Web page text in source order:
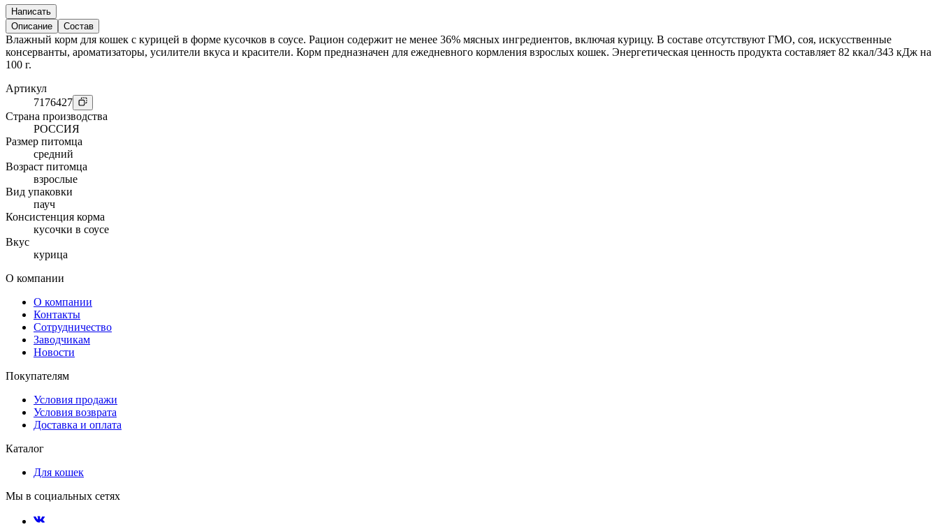
Написать
Описание
Состав
Влажный корм для кошек с курицей в форме кусочков в соусе. Рацион содержит не менее 36% мясных ингредиентов, включая курицу. В составе отсутствуют ГМО, соя, искусственные
консерванты, ароматизаторы, усилители вкуса и красители. Корм предназначен для ежедневного кормления взрослых кошек. Энергетическая ценность продукта составляет 82 ккал/343 кДж на
100 г.
Артикул
7176427
Страна производства
РОССИЯ
Размер питомца
средний
Возраст питомца
взрослые
Вид упаковки
пауч
Консистенция корма
кусочки в соусе
Вкус
курица
О компании
О компании
Контакты
Сотрудничество
Заводчикам
Новости
Покупателям
Условия продажи
Условия возврата
Доставка и оплата
Каталог
Для кошек
Мы в социальных сетях